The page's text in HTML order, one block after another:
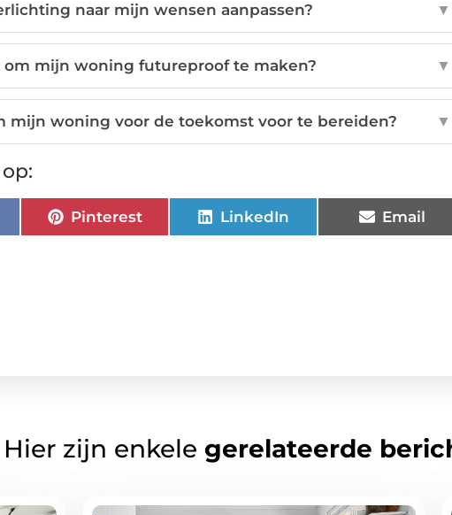
naar mijn wensen aanpassen? ▼
om mijn woning futureproof te maken? ▼
mijn woning voor de toekomst voor te bereiden? ▼
Pinterest LinkedIn Email
Hier zijn enkele gerelateerde